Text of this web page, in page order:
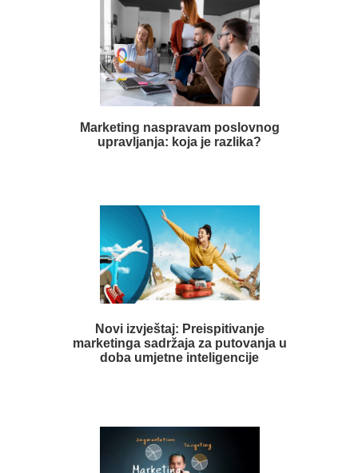
Marketing naspravam poslovnog
upravljanja: koja je razlika?
Novi izvještaj: Preispitivanje
marketinga sadržaja za putovanja u
doba umjetne inteligencije